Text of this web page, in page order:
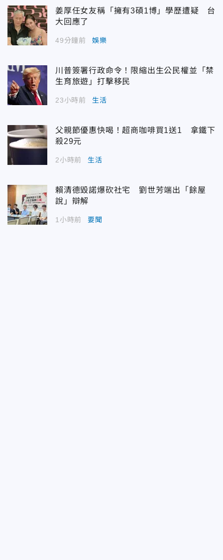
姜厚任女友稱「擁有3碩1博」學歷遭疑 台
大回應了
49分鐘前 娛樂
川普簽署行政命令！限縮出生公民權並「禁
生育旅遊」打擊移民
23小時前 生活
父親節優惠快喝！超商咖啡買1送1 拿鐵下
殺29元
2小時前 生活
賴清德毀諾爆砍社宅 劉世芳端出「餘屋
說」辯解
1小時前 要聞